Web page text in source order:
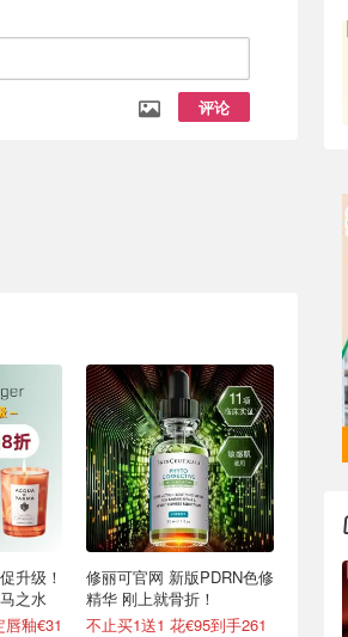
评论
升级！
之水
釉€31
修丽可官网 新版PDRN色修
精华 刚上就骨折！
不止买1送1 花€95到手261